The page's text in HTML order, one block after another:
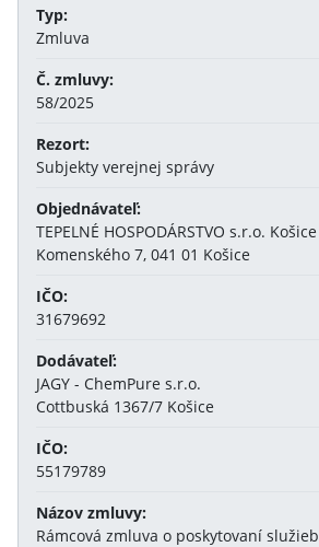
Typ:
Zmluva
Č. zmluvy:
58/2025
Rezort:
Subjekty verejnej správy
Objednávateľ:
TEPELNÉ HOSPODÁRSTVO s.r.o. Košice
Komenského 7, 041 01 Košice
IČO:
31679692
Dodávateľ:
JAGY - ChemPure s.r.o.
Cottbuská 1367/7 Košice
IČO:
55179789
Názov zmluvy:
Rámcová zmluva o poskytovaní služieb